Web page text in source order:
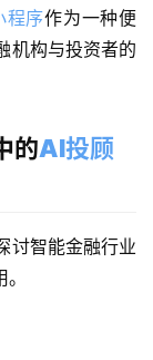
程序作为一种便
机构与投资者的
的AI投顾
讨智能金融行业